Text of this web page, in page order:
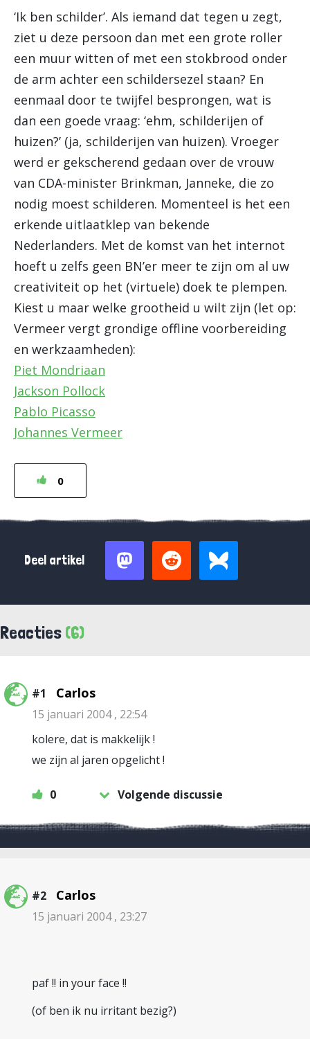
‘Ik ben schilder’. Als iemand dat tegen u zegt,
ziet u deze persoon dan met een grote roller
een muur witten of met een stokbrood onder
de arm achter een schildersezel staan? En
eenmaal door te twijfel besprongen, wat is
dan een goede vraag: ‘ehm, schilderijen of
huizen?’ (ja, schilderijen van huizen). Vroeger
werd er gekscherend gedaan over de vrouw
van CDA-minister Brinkman, Janneke, die zo
nodig moest schilderen. Momenteel is het een
erkende uitlaatklep van bekende
Nederlanders. Met de komst van het internot
hoeft u zelfs geen BN’er meer te zijn om al uw
creativiteit op het (virtuele) doek te plempen.
Kiest u maar welke grootheid u wilt zijn (let op:
Vermeer vergt grondige offline voorbereiding
en werkzaamheden):
Piet Mondriaan
Jackson Pollock
Pablo Picasso
Johannes Vermeer
0
Deel artikel
Reacties (6)
#1 Carlos
15 januari 2004 , 22:54
kolere, dat is makkelijk !
we zijn al jaren opgelicht !
0 Volgende discussie
#2 Carlos
15 januari 2004 , 23:27
paf !! in your face !!
(of ben ik nu irritant bezig?)